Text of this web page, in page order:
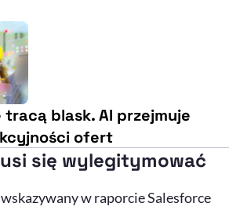
tracą blask. AI przejmuje
ofert
się wylegitymować
w raporcie Salesforce